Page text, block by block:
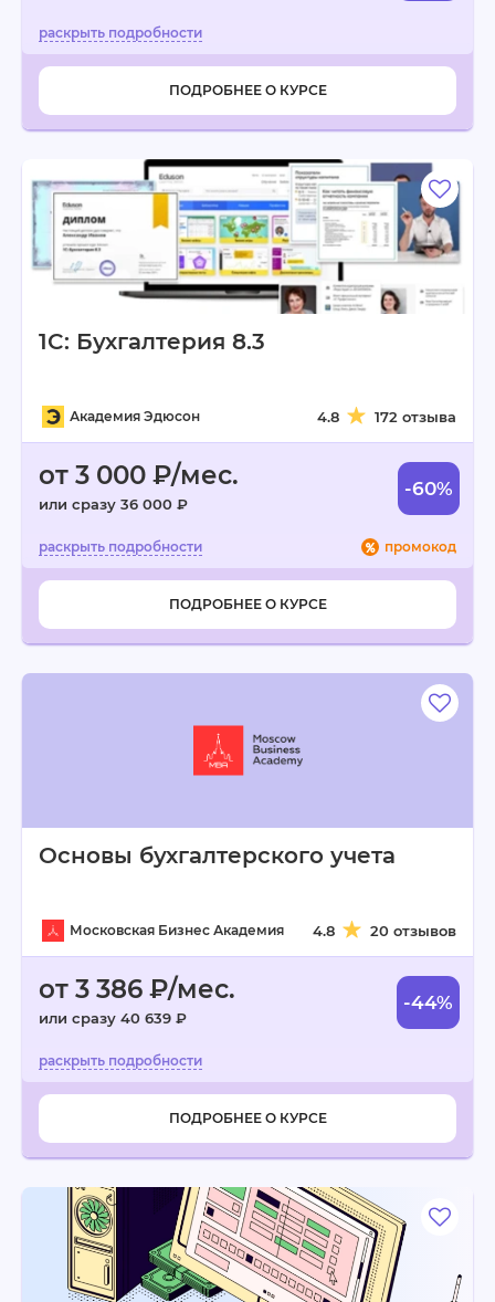
ПОДРОБНЕЕ О КУРСЕ
1C: Бухгалтерия 8.3
Академия Эдюсон 4.8 172 отзыва
от 3 000 ₽/мес.
или сразу 36 000 ₽
-60%
промокод
ПОДРОБНЕЕ О КУРСЕ
Основы бухгалтерского учета
Московская Бизнес Академия 4.8 20 отзывов
от 3 386 ₽/мес.
или сразу 40 639 ₽
-44%
ПОДРОБНЕЕ О КУРСЕ